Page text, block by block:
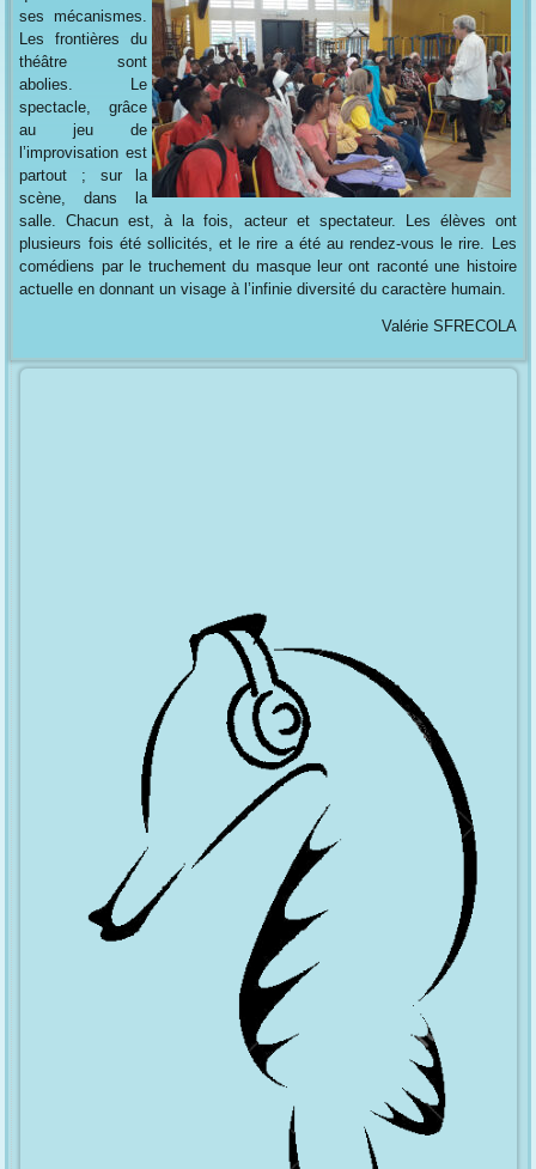
ses mécanismes.
Les frontières du
théâtre sont
abolies. Le
spectacle, grâce
au jeu de
l’improvisation est
partout ; sur la
scène, dans la
salle. Chacun est, à la fois, acteur et spectateur. Les élèves ont
plusieurs fois été sollicités, et le rire a été au rendez-vous le rire. Les
comédiens par le truchement du masque leur ont raconté une histoire
actuelle en donnant un visage à l’infinie diversité du caractère humain.
Valérie SFRECOLA